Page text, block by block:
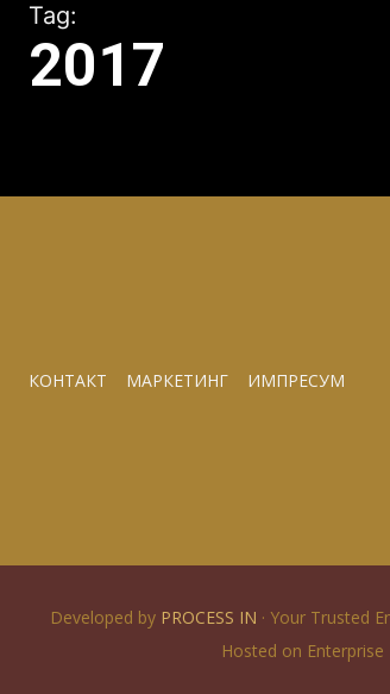
Tag:
2017
КОНТАКТ МАРКЕТИНГ ИМПРЕСУМ
Developed by PROCESS IN · Your Trusted
Hosted on